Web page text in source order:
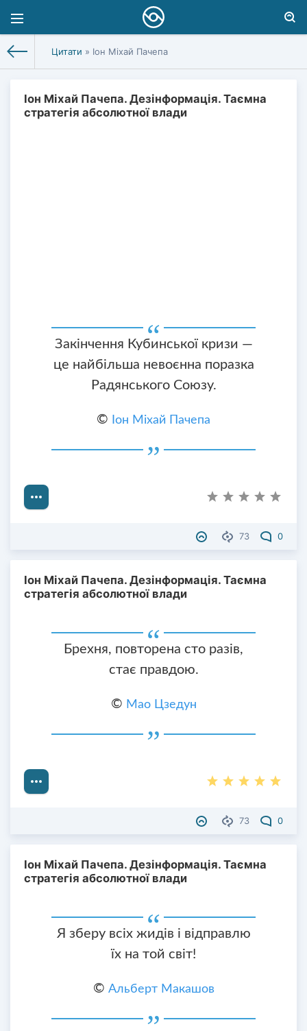
Цитати » Іон Міхай Пачепа
Іон Міхай Пачепа. Дезінформація. Таємна
стратегія абсолютної влади
Закінчення Кубинської кризи —
це найбільша невоєнна поразка
Радянського Союзу.
© Іон Міхай Пачепа
73 0
Іон Міхай Пачепа. Дезінформація. Таємна
стратегія абсолютної влади
Брехня, повторена сто разів,
стає правдою.
© Мао Цзедун
73 0
Іон Міхай Пачепа. Дезінформація. Таємна
стратегія абсолютної влади
Я зберу всіх жидів і відправлю
їх на той світ!
© Альберт Макашов